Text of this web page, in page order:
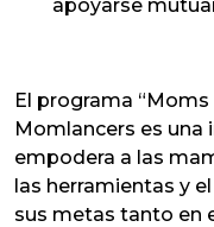
apoyarse
El programa
Momlancers es
empodera a las
las herramientas y
sus metas tanto en